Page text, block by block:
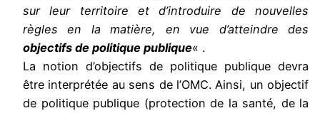
sur leur territoire et d’introduire de nouvelles
règles en la matière, en vue d’atteindre des
objectifs de politique publique« .
La notion d’objectifs de politique publique devra
être interprétée au sens de l’OMC. Ainsi, un objectif
de politique publique (protection de la santé, de la